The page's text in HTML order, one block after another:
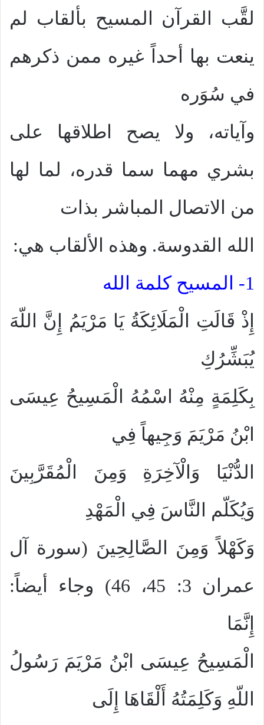
لقَّب القرآن المسيح بألقاب لم
ينعت بها أحداً غيره ممن ذكرهم
في سُوَره
وآياته، ولا يصح اطلاقها على
بشري مهما سما قدره، لما لها
من الاتصال المباشر بذات
الله القدوسة. وهذه الألقاب هي:
1- المسيح كلمة الله
إِذْ قَالَتِ الْمَلَائِكَةُ يَا مَرْيَمُ إِنَّ اللّهَ
يُبَشِّرُكِ
بِكَلِمَةٍ مِنْهُ اسْمُهُ الْمَسِيحُ عِيسَى
ابْنُ مَرْيَمَ وَجِيهاً فِي
الدُّنْيَا وَالْآخِرَةِ وَمِنَ الْمُقَرَّبِينَ
وَيُكَلّم النَّاسَ فِي الْمَهْدِ
وَكَهْلاً وَمِنَ الصَّالِحِينَ (سورة آل
عمران 3: 45، 46) وجاء أيضاً:
إِنَّمَا
الْمَسِيحُ عِيسَى ابْنُ مَرْيَمَ رَسُولُ
اللّهِ وَكَلِمَتُهُ أَلْقَاهَا إِلَى